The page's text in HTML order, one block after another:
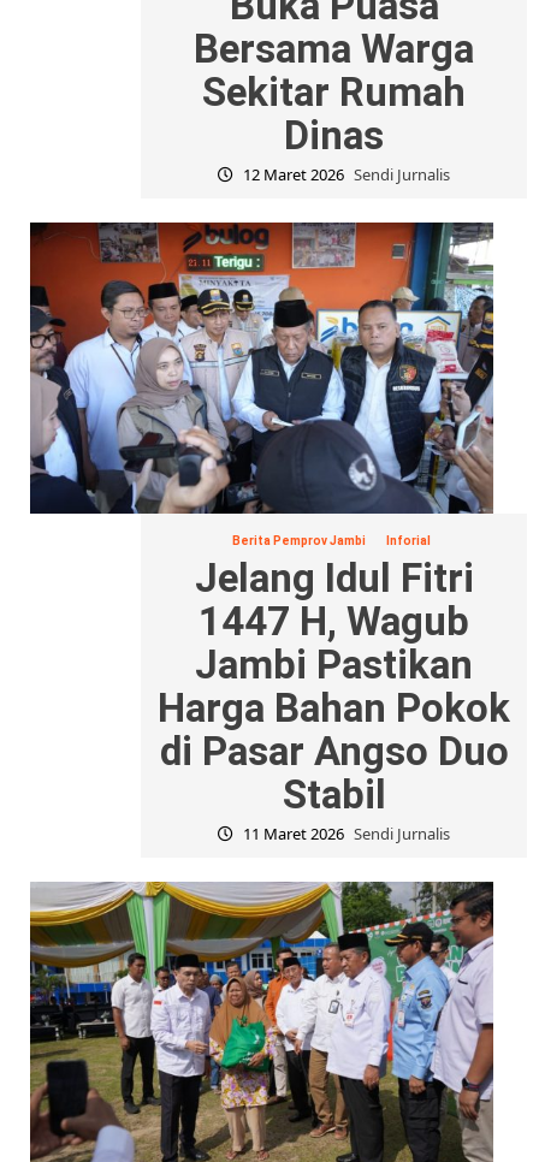
Bersama Warga
Sekitar Rumah
Dinas
12 Maret 2026 Sendi Jurnalis
Berita Pemprov Jambi Inforial
Jelang Idul Fitri
1447 H, Wagub
Jambi Pastikan
Harga Bahan Pokok
di Pasar Angso Duo
Stabil
11 Maret 2026 Sendi Jurnalis